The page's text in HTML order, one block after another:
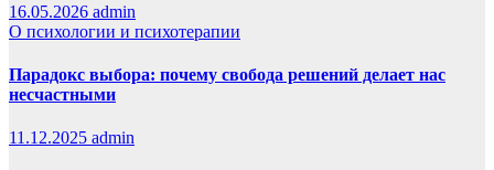
16.05.2026 admin
О психологии и психотерапии
Парадокс выбора: почему свобода решений делает нас
несчастными
11.12.2025 admin